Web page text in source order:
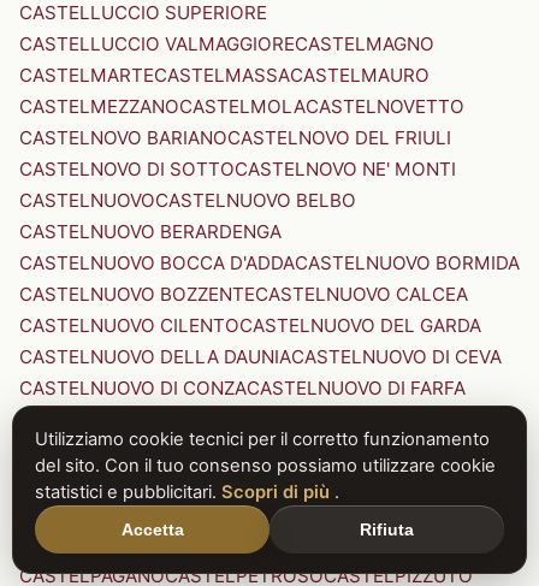
CASTELLUCCIO SUPERIORE
CASTELLUCCIO VALMAGGIORECASTELMAGNO
CASTELMARTECASTELMASSACASTELMAURO
CASTELMEZZANOCASTELMOLACASTELNOVETTO
CASTELNOVO BARIANOCASTELNOVO DEL FRIULI
CASTELNOVO DI SOTTOCASTELNOVO NE' MONTI
CASTELNUOVOCASTELNUOVO BELBO
CASTELNUOVO BERARDENGA
CASTELNUOVO BOCCA D'ADDACASTELNUOVO BORMIDA
CASTELNUOVO BOZZENTECASTELNUOVO CALCEA
CASTELNUOVO CILENTOCASTELNUOVO DEL GARDA
CASTELNUOVO DELLA DAUNIACASTELNUOVO DI CEVA
CASTELNUOVO DI CONZACASTELNUOVO DI FARFA
CASTELNUOVO DI PORTO CASTELNUOVO DON BOSCO
CASTELNUOVO MAGRACASTELNUOVO NIGRA
CASTELNUOVO PARANOCASTELNUOVO RANGONE
CASTELNUOVO SCRIVIA
CASTELNUOVO VAL DI CECINA
CASTELPAGANOCASTELPETROSOCASTELPIZZUTO
Utilizziamo cookie tecnici per il corretto funzionamento
del sito. Con il tuo consenso possiamo utilizzare cookie
statistici e pubblicitari. Scopri di più .
Accetta Rifiuta